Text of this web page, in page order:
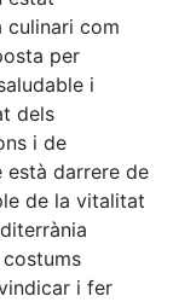
com
per
i
dels
i de
està darrere de
de la vitalitat
i fer